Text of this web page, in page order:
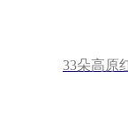
33朵高原